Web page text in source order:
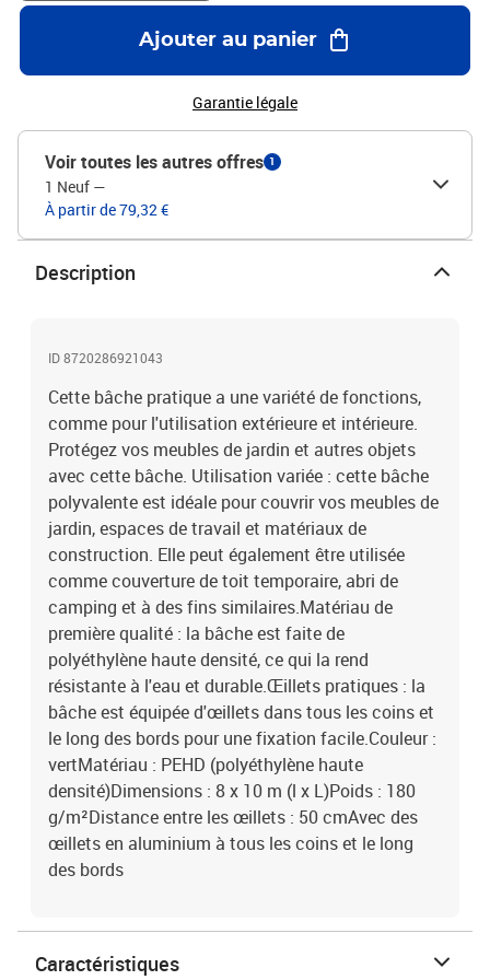
Ajouter au panier
Garantie légale
Voir toutes les autres offres 1
1 Neuf —
À partir de 79,32 €
Description
ID 8720286921043
Cette bâche pratique a une variété de fonctions,
comme pour l'utilisation extérieure et intérieure.
Protégez vos meubles de jardin et autres objets
avec cette bâche. Utilisation variée : cette bâche
polyvalente est idéale pour couvrir vos meubles de
jardin, espaces de travail et matériaux de
construction. Elle peut également être utilisée
comme couverture de toit temporaire, abri de
camping et à des fins similaires.Matériau de
première qualité : la bâche est faite de
polyéthylène haute densité, ce qui la rend
résistante à l'eau et durable.Œillets pratiques : la
bâche est équipée d'œillets dans tous les coins et
le long des bords pour une fixation facile.Couleur :
vertMatériau : PEHD (polyéthylène haute
densité)Dimensions : 8 x 10 m (l x L)Poids : 180
g/m²Distance entre les œillets : 50 cmAvec des
œillets en aluminium à tous les coins et le long
des bords
Caractéristiques